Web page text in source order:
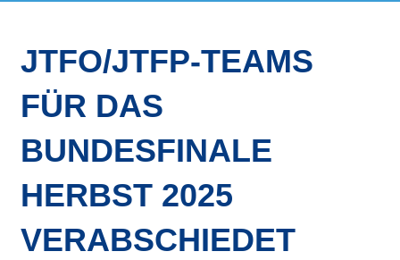
JTFO/JTFP-TEAMS
FÜR DAS
BUNDESFINALE
HERBST 2025
VERABSCHIEDET